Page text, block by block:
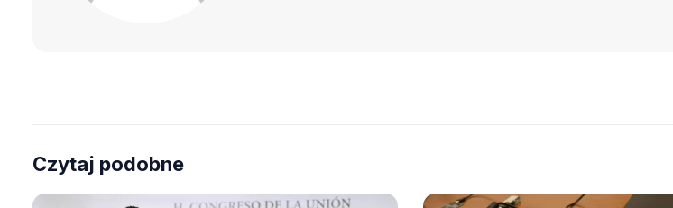
Czytaj podobne